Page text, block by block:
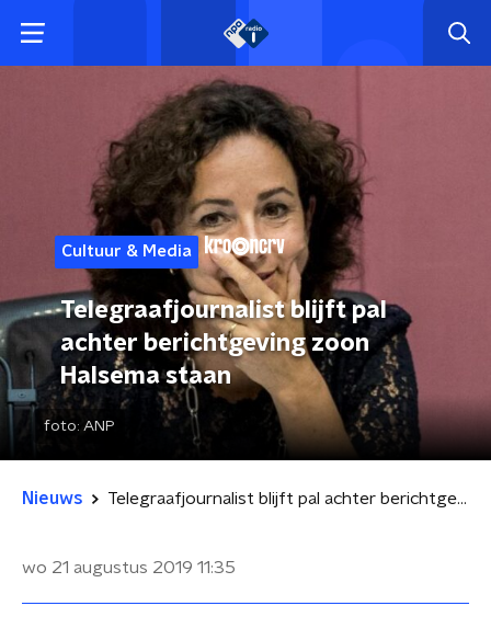
Cultuur & Media
Telegraafjournalist blijft pal
achter berichtgeving zoon
Halsema staan
foto: ANP
Nieuws Telegraafjournalist blijft pal achter berichtgeving zoon Halsema staan
wo 21 augustus 2019 11:35